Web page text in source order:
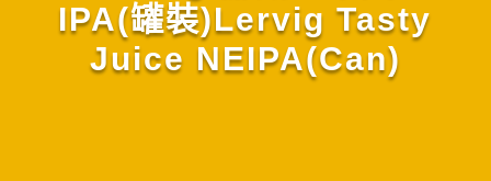
IPA(罐裝)Lervig Tasty
Juice NEIPA(Can)